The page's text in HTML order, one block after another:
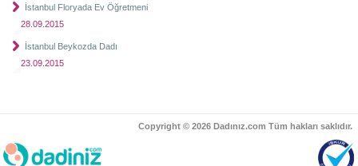
İstanbul Floryada Ev Öğretmeni
28.09.2015
İstanbul Beykozda Dadı
23.09.2015
Copyright © 2026 Dadınız.com Tüm hakları saklıdır.